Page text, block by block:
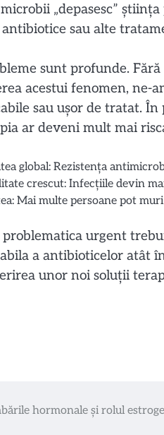
„depasesc”
sau alte
sunt profunde.
acestui fenomen, ne-
sau ușor de tratat.
ar deveni mult mai
global: Rezistența
crescut: Infecțiile devin
Mai multe persoane pot
problematica urgent
a antibioticelor atât
unor noi soluții
hormonale și rolul